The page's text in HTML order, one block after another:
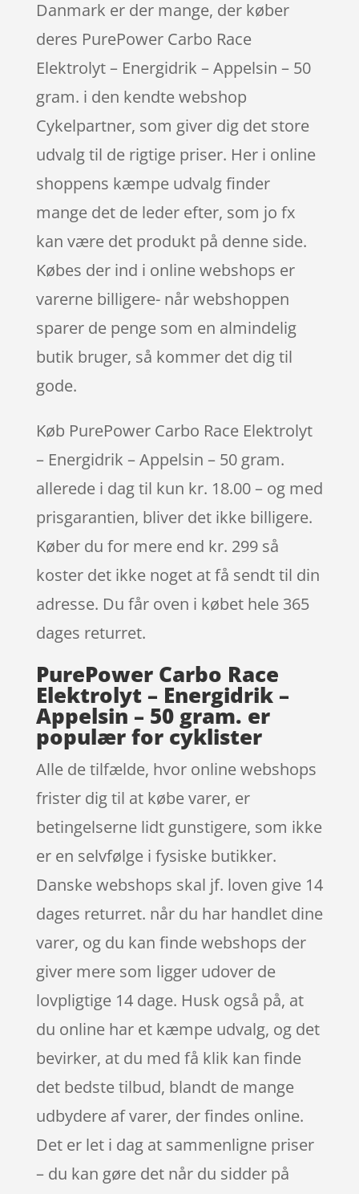
Danmark er der mange, der køber
deres PurePower Carbo Race
Elektrolyt – Energidrik – Appelsin – 50
gram. i den kendte webshop
Cykelpartner, som giver dig det store
udvalg til de rigtige priser. Her i online
shoppens kæmpe udvalg finder
mange det de leder efter, som jo fx
kan være det produkt på denne side.
Købes der ind i online webshops er
varerne billigere- når webshoppen
sparer de penge som en almindelig
butik bruger, så kommer det dig til
gode.
Køb PurePower Carbo Race Elektrolyt
– Energidrik – Appelsin – 50 gram.
allerede i dag til kun kr. 18.00 – og med
prisgarantien, bliver det ikke billigere.
Køber du for mere end kr. 299 så
koster det ikke noget at få sendt til din
adresse. Du får oven i købet hele 365
dages returret.
PurePower Carbo Race
Elektrolyt – Energidrik –
Appelsin – 50 gram. er
populær for cyklister
Alle de tilfælde, hvor online webshops
frister dig til at købe varer, er
betingelserne lidt gunstigere, som ikke
er en selvfølge i fysiske butikker.
Danske webshops skal jf. loven give 14
dages returret. når du har handlet dine
varer, og du kan finde webshops der
giver mere som ligger udover de
lovpligtige 14 dage. Husk også på, at
du online har et kæmpe udvalg, og det
bevirker, at du med få klik kan finde
det bedste tilbud, blandt de mange
udbydere af varer, der findes online.
Det er let i dag at sammenligne priser
– du kan gøre det når du sidder på